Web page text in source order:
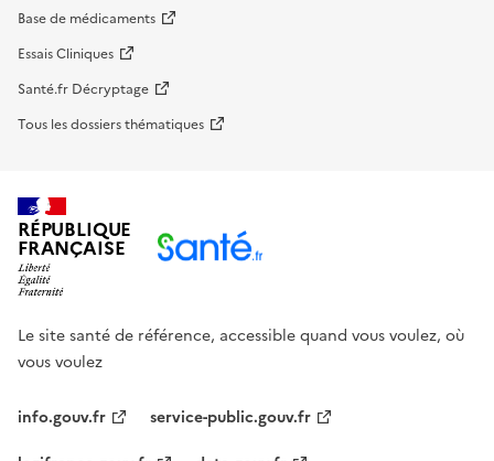
Base de médicaments
Essais Cliniques
Santé.fr Décryptage
Tous les dossiers thématiques
RÉPUBLIQUE
FRANÇAISE
Le site santé de référence, accessible quand vous voulez, où
vous voulez
info.gouv.fr
service-public.gouv.fr